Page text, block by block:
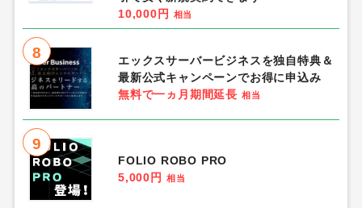
10,000円
相当
8
エックスサーバービジネスを独自特典＆
最新公式キャンペーンでお得に申込み
無料で一ヵ月期間延長 相当
9
FOLIO ROBO PRO
5,000円
相当